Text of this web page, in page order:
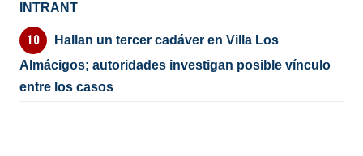
INTRANT
Hallan un tercer cadáver en Villa Los
Almácigos; autoridades investigan posible vínculo
entre los casos